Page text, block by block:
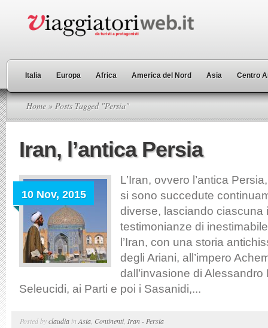
Italia Europa Africa America del Nord Asia Centro
Home » Posts Tagged "Persia"
Iran, l’antica Persia
10 Nov, 2015
L’Iran, ovvero l’antica
si sono succedute
diverse, lasciando ciascuna
testimonianze di
l’Iran, con una storia
degli Ariani, all’impero
dall’invasione di Alessandro
Seleucidi, ai Parti e poi i Sasanidi,...
Posted byclaudia in Asia Continenti, Iran - Persia